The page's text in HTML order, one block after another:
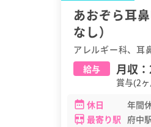
あおぞら耳
なし）
アレルギー科、耳
給与
月収：
賞与(2
休日
年間
最寄り駅 府中